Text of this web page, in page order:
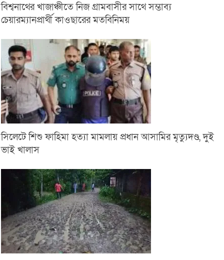
বিশ্বনাথের খাজাঞ্চীতে নিজ গ্রামবাসীর সাথে সম্ভাব্য
চেয়ারম্যানপ্রার্থী কাওছারের মতবিনিময়
সিলেটে শিশু ফাহিমা হত্যা মামলায় প্রধান আসামির মৃত্যুদণ্ড, দুই
ভাই খালাস